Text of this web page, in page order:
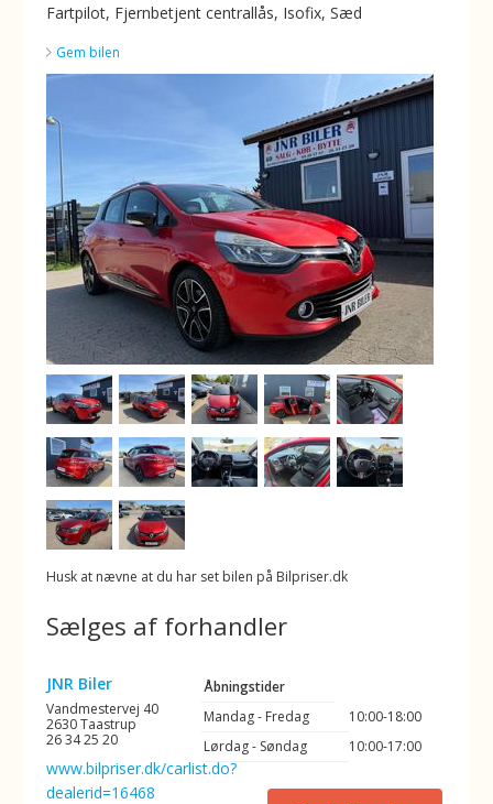
Fartpilot, Fjernbetjent centrallås, Isofix, Sæd
Gem bilen
Husk at nævne at du har set bilen på Bilpriser.dk
Sælges af forhandler
JNR Biler
Vandmestervej 40
2630 Taastrup
26 34 25 20
www.bilpriser.dk/carlist.do?
dealerid=16468
Åbningstider
Mandag - Fredag
10:00-18:00
Lørdag - Søndag
10:00-17:00